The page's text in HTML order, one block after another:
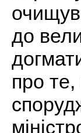
до
про